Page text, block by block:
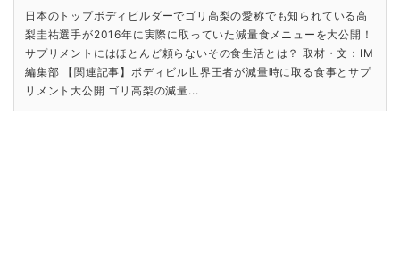
日本のトップボディビルダーでゴリ高梨の愛称でも知られている高
梨圭祐選手が2016年に実際に取っていた減量食メニューを大公開！
サプリメントにはほとんど頼らないその食生活とは？ 取材・文：IM
編集部 【関連記事】ボディビル世界王者が減量時に取る食事とサプ
リメント大公開 ゴリ高梨の減量...